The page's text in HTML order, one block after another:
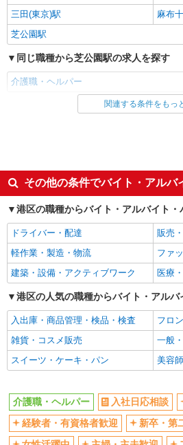
三田(東京)駅
麻布
芝公園駅
同じ職種から芝公園駅の求人を探す
介護職・ヘルパー
同じ雇用形態から芝公園駅の求人を探
入社日応相談
未経験
経験者・有資格者歓迎
新卒
女性活躍中
主婦
フリーター歓迎
学歴
ブランクOK
ミド
エルダー（50代～）活躍中
シニ
高収入・高額
ボー
昇給あり
完全
フルタイム歓迎
禁煙
駅直結・駅チカ
車通
残業少なめ（月20h未満）
交通
社会保険あり
産休
退職金・財形貯蓄制度あり
各種
関連する条件をもっ
その他の条件でバイト・アルバ
港区の職種からバイト・アルバイト・
ドライバー・配達
販売
軽作業・製造・物流
ファ
建築・設備・アクティブワーク
医療
港区の人気の職種からバイト・アル
入出庫・商品管理・検品・検査
フロ
雑貨・コスメ販売
一般
スイーツ・ケーキ・パン
美容
介護職・ヘルパー 入社日応相談
経験者・有資格者歓迎
新卒・第